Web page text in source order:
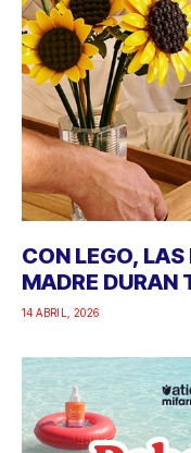
CON LEGO, LAS
MADRE DURAN
14 ABRIL, 2026